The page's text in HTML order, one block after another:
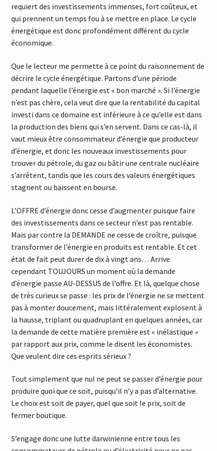
requiert des investissements immenses, fort coûteux, et
qui prennent un temps fou à se mettre en place. Le cycle
énergétique est donc profondément différent du cycle
économique.
Que le lecteur me permette à ce point du raisonnement de
décrire le cycle énergétique. Partons d’une période
pendant laquelle l’énergie est « bon marché ». Si l’énergie
n’est pas chère, cela veut dire que la rentabilité du capital
investi dans ce domaine est inférieure à ce qu’elle est dans
la production des biens qui s’en servent. Dans ce cas-là, il
vaut mieux être consommateur d’énergie que producteur
d’énergie, et donc les nouveaux investissements pour
trouver du pétrole, du gaz ou bâtir une centrale nucléaire
s’arrêtent, tandis que les cours des valeurs énergétiques
stagnent ou baissent en bourse.
L’OFFRE d’énergie donc cesse d’augmenter puisque faire
des investissements dans ce secteur n’est pas rentable.
Mais par contre la DEMANDE ne cesse de croître, puisque
transformer de l’énergie en produits est rentable. Et cet
état de fait peut durer de dix à vingt ans… Arrive
cependant TOUJOURS un moment où la demande
d’énergie passe AU-DESSUS de l’offre. Et là, quelque chose
de très curieux se passe : les prix de l’énergie ne se mettent
pas à monter doucement, mais littéralement explosent à
la hausse, triplant ou quadruplant en quelques années, car
la demande de cette matière première est « inélastique »
par rapport aux prix, comme le disent les économistes.
Que veulent dire ces esprits sérieux ?
Tout simplement que nul ne peut se passer d’énergie pour
produire quoi que ce soit, puisqu’il n’y a pas d’alternative.
Le choix est soit de payer, quel que soit le prix, soit de
fermer boutique.
S’engage donc une lutte darwinienne entre tous les